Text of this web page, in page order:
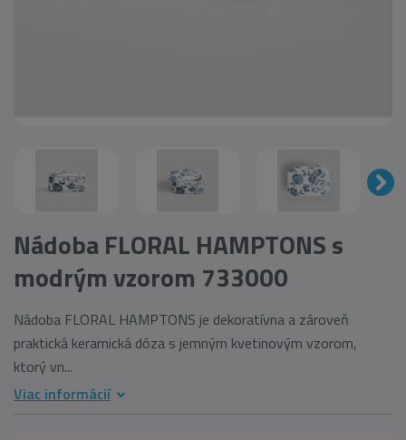
Nádoba FLORAL HAMPTONS s
modrým vzorom 733000
Nádoba FLORAL HAMPTONS je dekoratívna a zároveň
praktická keramická dóza s jemným kvetinovým vzorom,
ktorý vn...
Viac informácií